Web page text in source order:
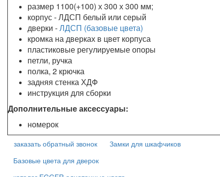
размер 1100(+100) х 300 х 300 мм;
корпус - ЛДСП белый или серый
дверки -ЛДСП (базовые цвета)
кромка на дверках в цвет корпуса
пластиковые регулируемые опоры
петли, ручка
полка, 2 крючка
задняя стенка ХДФ
инструкция для сборки
Дополнительные аксессуары:
номерок
заказать обратный звонок
Замки для шкафчиков
Базовые цвета для дверок